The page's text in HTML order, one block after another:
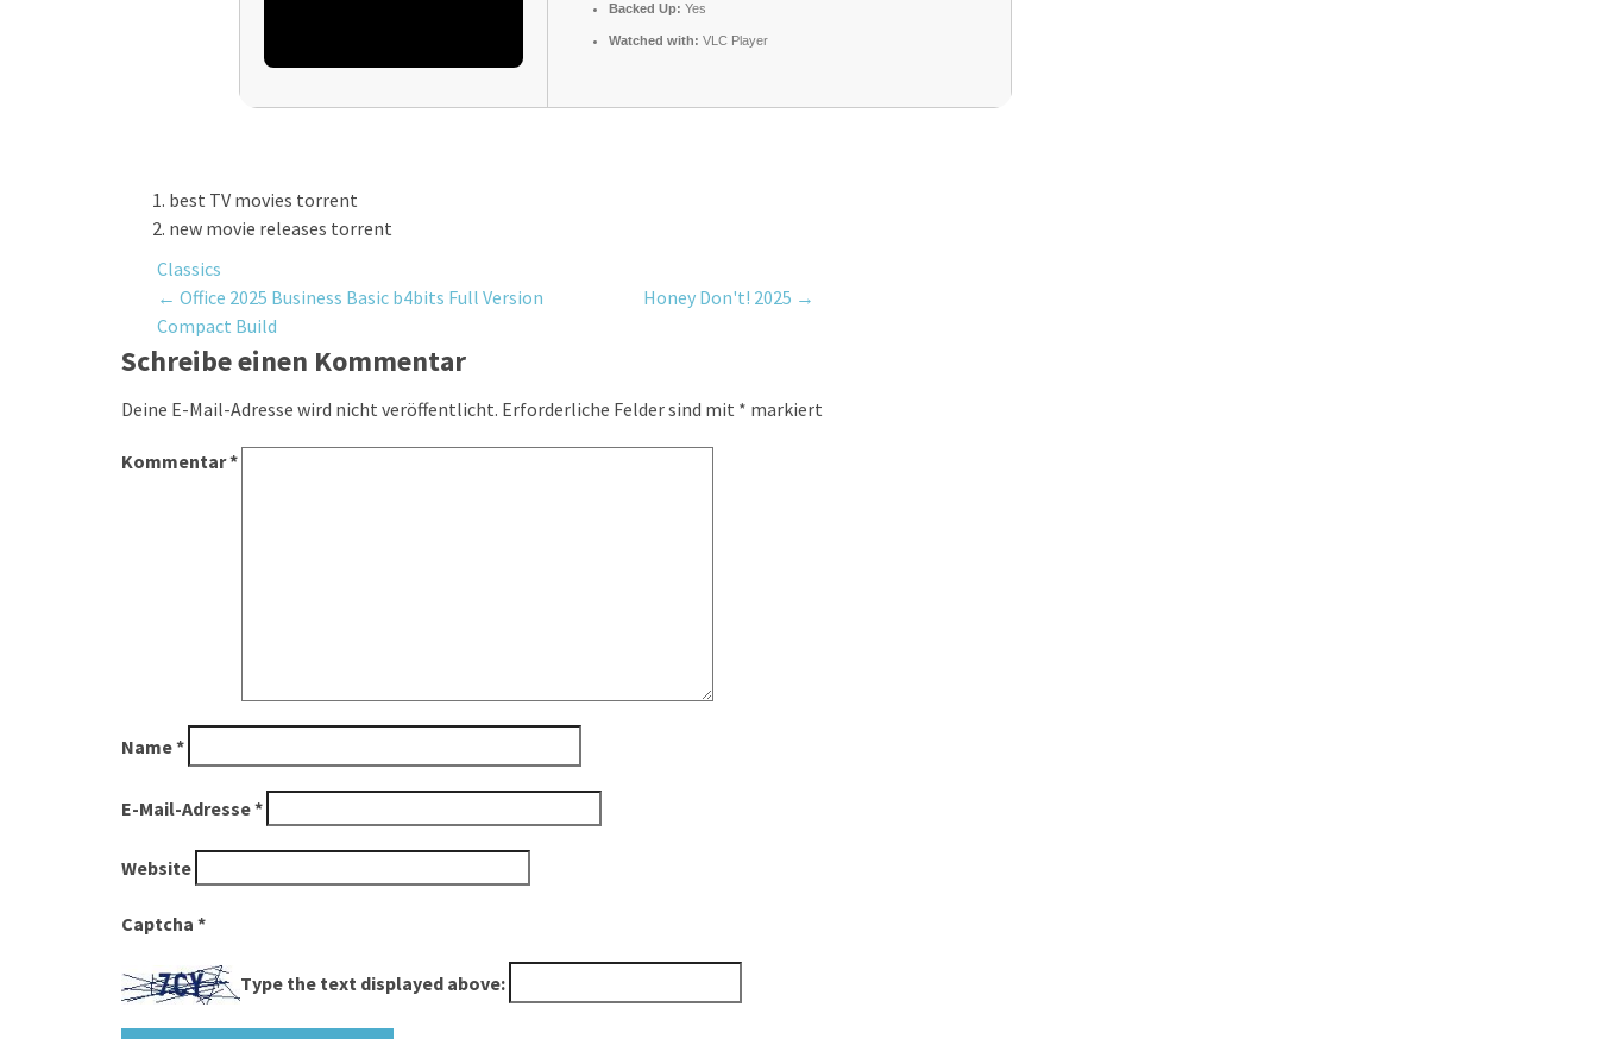
Backed Up: Yes
Watched with: VLC Player
best TV movies torrent
new movie releases torrent
Classics
Post
navigation
← Office 2025 Business Basic b4bits Full Version
Compact Build
Honey Don't! 2025 →
Schreibe einen Kommentar
Deine E-Mail-Adresse wird nicht veröffentlicht. Erforderliche Felder sind mit * markiert
Kommentar*
Name*
E-Mail-Adresse*
Website
Captcha *
Type the text displayed above: